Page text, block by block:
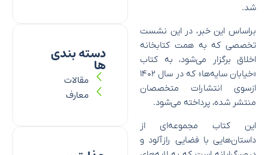
شد.
براساس این خبر، در این نشست
تخصصی که به همت کتابخانه
اخلاق برگزار می‌شود، به کتاب
«خیابان سایه‌ها» که در سال ۱۴۰۲
ازسوی انتشارات متخصصان
منتشر شده، پرداخته می‌شود.
این کتاب مجموعه‌ای از
داستان‌هایی با فضایی رازآلود و
دسته بندی
ها
مقالات
معارف